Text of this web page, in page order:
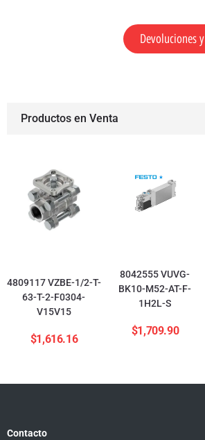
Devoluciones
Productos en Venta
4809117 VZBE-1/2-T-
63-T-2-F0304-
V15V15
$1,616.16
8042555 VUVG-
BK10-M52-AT-F-
1H2L-S
$1,709.90
Contacto